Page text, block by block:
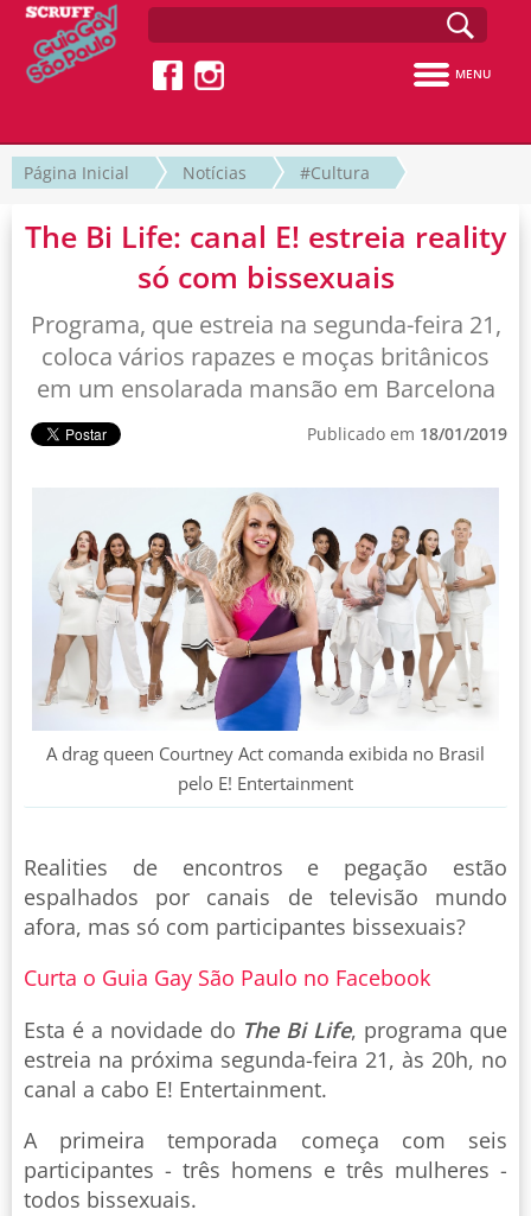
MENU
Página Inicial Notícias #Cultura
The Bi Life: canal E! estreia reality
só com bissexuais
Programa, que estreia na segunda-feira 21,
coloca vários rapazes e moças britânicos
em um ensolarada mansão em Barcelona
Publicado em 18/01/2019
A drag queen Courtney Act comanda exibida no Brasil
pelo E! Entertainment
Realities de encontros e pegação estão
espalhados por canais de televisão mundo
afora, mas só com participantes bissexuais?
Curta o Guia Gay São Paulo no Facebook
Esta é a novidade do The Bi Life, programa que
estreia na próxima segunda-feira 21, às 20h, no
canal a cabo E! Entertainment.
A primeira temporada começa com seis
participantes - três homens e três mulheres -
todos bissexuais.